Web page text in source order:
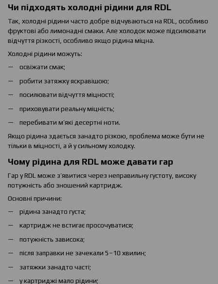
Чи підходять холодні рідини для RDL
Так, холодні рідини часто добре відчуваються на RDL, особливо
фруктові або лимонадні смаки. Але холодок може підсилювати
відчуття різкості, особливо якщо рідина міцна.
Холодні рідини можуть:
освіжати смак;
робити затяжку яскравішою;
посилювати відчуття міцності;
приховувати реальну міцність;
перебивати м’які десертні ноти.
Якщо рідина здається занадто різкою, проблема може бути не
тільки в міцності, а й у сильному холодку.
Чому рідина для RDL може давати гар
Гар у RDL може з’явитися через неправильну густоту, високу
потужність або зношений картридж.
Основні причини:
рідина занадто густа;
картридж не встигає просочуватися;
потужність зависока;
після заправки не зачекали 5–10 хвилин;
затяжки занадто часті;
у картриджі мало рідини;